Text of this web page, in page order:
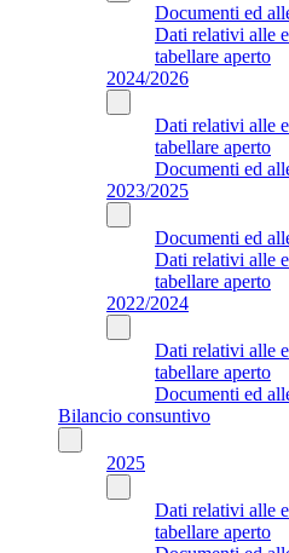
Documenti ed
Dati relativi alle
tabellare aperto
2024/2026
Dati relativi alle
tabellare aperto
Documenti ed
2023/2025
Documenti ed
Dati relativi alle
tabellare aperto
2022/2024
Dati relativi alle
tabellare aperto
Documenti ed
Bilancio consuntivo
2025
Dati relativi alle
tabellare aperto